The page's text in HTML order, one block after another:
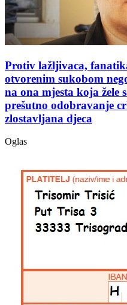
Protiv lažljivaca,
otvorenim sukobom
na ona mjesta koja žele
prešutno odobravanje
zlostavljana djeca
Oglas